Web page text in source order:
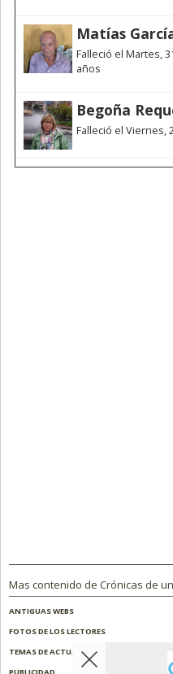
Matías
Falleció el Martes,
años
Begoña
Falleció el Viernes,
Mas contenido de Crónicas de
ANTIGUAS WEBS
FOTOS DE LOS LECTORES
TEMAS DE ACTUALIDAD
PUBLICIDAD